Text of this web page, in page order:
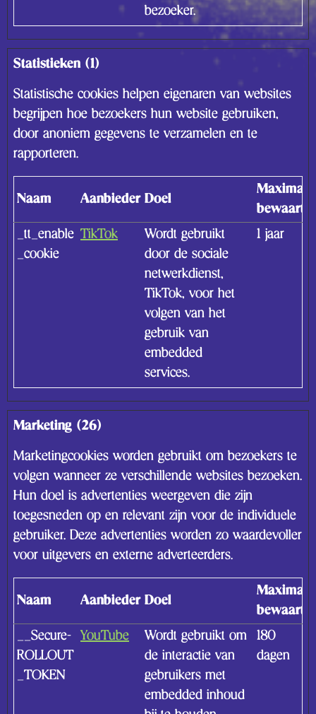
bezoeker.
Statistieken (1)
Statistische cookies helpen eigenaren van websites
begrijpen hoe bezoekers hun website gebruiken,
door anoniem gegevens te verzamelen en te
rapporteren.
Naam Aanbieder Doel
Maximale
_tt_enable
_cookie
TikTok
Wordt gebruikt
door de sociale
netwerkdienst,
TikTok, voor het
volgen van het
gebruik van
embedded
services.
1 jaar
Marketing (26)
Marketingcookies worden gebruikt om bezoekers te
volgen wanneer ze verschillende websites bezoeken.
Hun doel is advertenties weergeven die zijn
toegesneden op en relevant zijn voor de individuele
gebruiker. Deze advertenties worden zo waardevoller
voor uitgevers en externe adverteerders.
Naam Aanbieder Doel
Maximale
__Secure-
ROLLOUT
_TOKEN
YouTube
Wordt gebruikt om
de interactie van
gebruikers met
embedded inhoud
180
dagen